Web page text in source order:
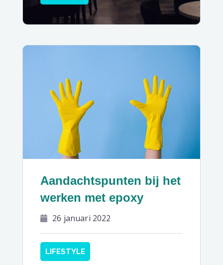
Aandachtspunten bij het
werken met epoxy
26 januari 2022
LIFESTYLE